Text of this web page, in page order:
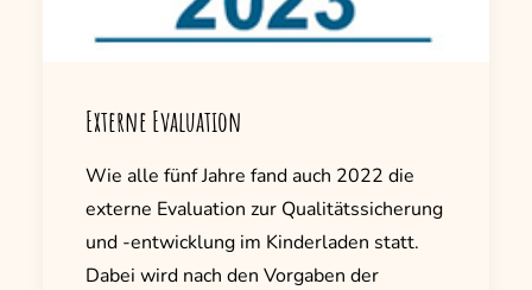
Externe Evaluation
Wie alle fünf Jahre fand auch 2022 die
externe Evaluation zur Qualitätssicherung
und -entwicklung im Kinderladen statt.
Dabei wird nach den Vorgaben der